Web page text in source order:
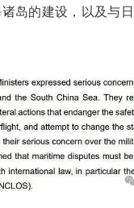
岛的建设，以及与